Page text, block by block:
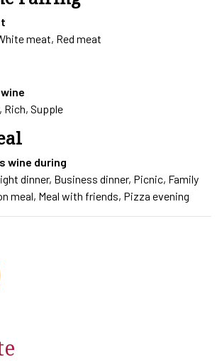
meat, Red meat
Rich, Supple
wine during
dinner, Business dinner, Picnic, Family
meal, Meal with friends, Pizza evening